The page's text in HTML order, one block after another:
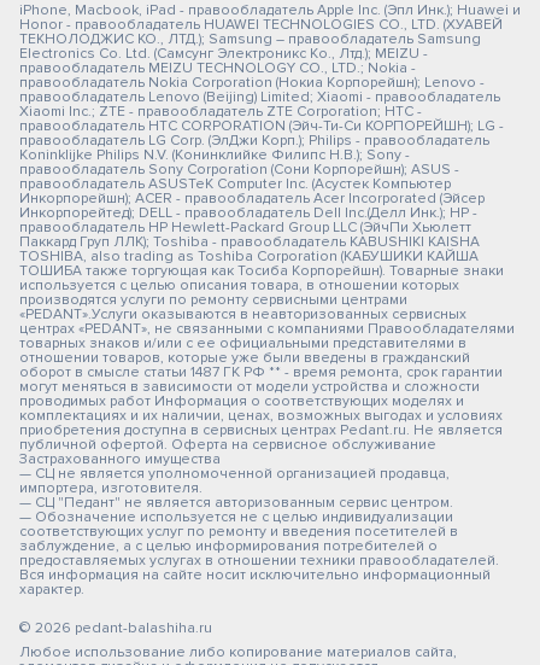
iPhone, Macbook, iPad - правообладатель Apple Inc. (Эпл Инк.); Huawei и
Honor - правообладатель HUAWEI TECHNOLOGIES CO., LTD. (ХУАВЕЙ
ТЕКНОЛОДЖИС КО., ЛТД.); Samsung – правообладатель Samsung
Electronics Co. Ltd. (Самсунг Электроникс Ко., Лтд.); MEIZU -
правообладатель MEIZU TECHNOLOGY CO., LTD.; Nokia -
правообладатель Nokia Corporation (Нокиа Корпорейшн); Lenovo -
правообладатель Lenovo (Beijing) Limited; Xiaomi - правообладатель
Xiaomi Inc.; ZTE - правообладатель ZTE Corporation; HTC -
правообладатель HTC CORPORATION (Эйч-Ти-Си КОРПОРЕЙШН); LG -
правообладатель LG Corp. (ЭлДжи Корп.); Philips - правообладатель
Koninklijke Philips N.V. (Конинклийке Филипс Н.В.); Sony -
правообладатель Sony Corporation (Сони Корпорейшн); ASUS -
правообладатель ASUSTeK Computer Inc. (Асустек Компьютер
Инкорпорейшн); ACER - правообладатель Acer Incorporated (Эйсер
Инкорпорейтед); DELL - правообладатель Dell Inc.(Делл Инк.); HP -
правообладатель HP Hewlett-Packard Group LLC (ЭйчПи Хьюлетт
Паккард Груп ЛЛК); Toshiba - правообладатель KABUSHIKI KAISHA
TOSHIBA, also trading as Toshiba Corporation (КАБУШИКИ КАЙША
ТОШИБА также торгующая как Тосиба Корпорейшн). Товарные знаки
используется с целью описания товара, в отношении которых
производятся услуги по ремонту сервисными центрами
«PEDANT».Услуги оказываются в неавторизованных сервисных
центрах «PEDANT», не связанными с компаниями Правообладателями
товарных знаков и/или с ее официальными представителями в
отношении товаров, которые уже были введены в гражданский
оборот в смысле статьи 1487 ГК РФ ** - время ремонта, срок гарантии
могут меняться в зависимости от модели устройства и сложности
проводимых работ Информация о соответствующих моделях и
комплектациях и их наличии, ценах, возможных выгодах и условиях
приобретения доступна в сервисных центрах Pedant.ru. Не является
публичной офертой. Оферта на сервисное обслуживание
Застрахованного имущества
— СЦ не является уполномоченной организацией продавца,
импортера, изготовителя.
— СЦ "Педант" не является авторизованным сервис центром.
— Обозначение используется не с целью индивидуализации
соответствующих услуг по ремонту и введения посетителей в
заблуждение, а с целью информирования потребителей о
предоставляемых услугах в отношении техники правообладателей.
Вся информация на сайте носит исключительно информационный
характер.
© 2026 pedant-balashiha.ru
Любое использование либо копирование материалов сайта,